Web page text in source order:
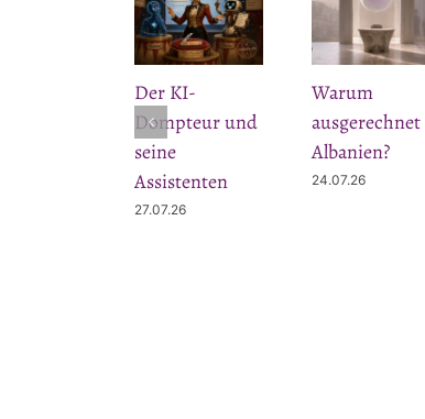
Der KI-
Dompteur und
seine
Assistenten
27.07.26
Warum
ausgerechnet
Albanien?
24.07.26